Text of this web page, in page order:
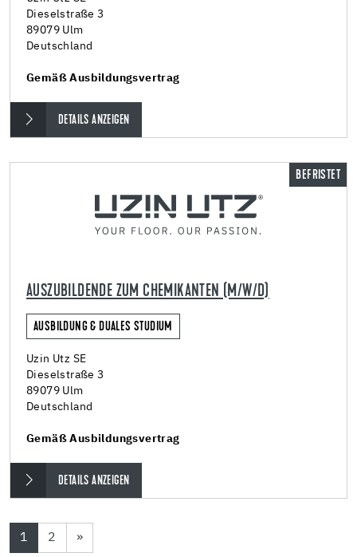
Dieselstraße 3
89079 Ulm
Deutschland
Gemäß Ausbildungsvertrag
DETAILS ANZEIGEN
BEFRISTET
AUSZUBILDENDE ZUM CHEMIKANTEN (M/W/D)
AUSBILDUNG & DUALES STUDIUM
Uzin Utz SE
Dieselstraße 3
89079 Ulm
Deutschland
Gemäß Ausbildungsvertrag
DETAILS ANZEIGEN
1 2 »